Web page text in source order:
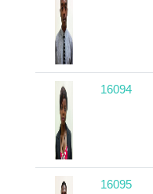
16094
16095